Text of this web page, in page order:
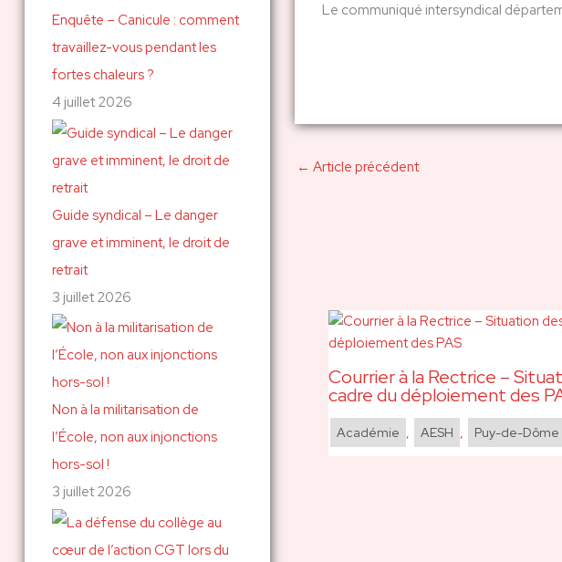
Enquête – Canicule : comment
travaillez-vous pendant les
fortes chaleurs ?
4 juillet 2026
Guide syndical – Le danger
grave et imminent, le droit de
retrait
3 juillet 2026
Non à la militarisation de
l’École, non aux injonctions
hors-sol !
3 juillet 2026
Le communiqué intersyndical
← Article précédent
Courrier à la Rectrice –
cadre du déploiement des
Académie , AESH , Puy-de-Dôme